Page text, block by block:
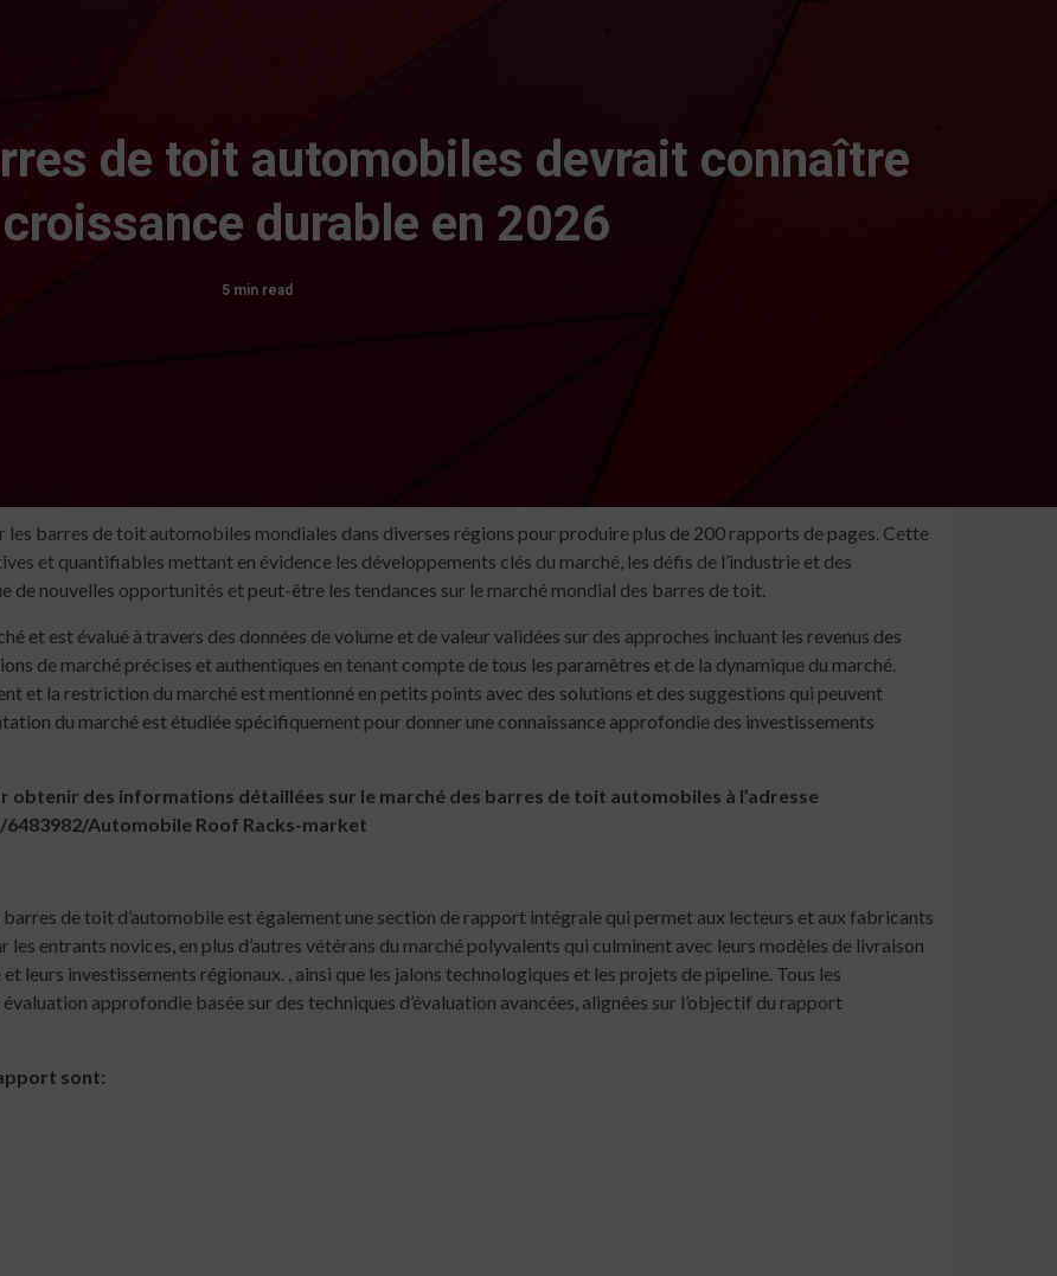
de toit automobiles devrait connaître
durable en 2026
5 min read
barres de toit automobiles mondiales dans diverses régions pour produire plus de 200 rapports de pages. Cette
et quantifiables mettant en évidence les développements clés du marché, les défis de l’industrie et des
de nouvelles opportunités et peut-être les tendances sur le marché mondial des barres de toit.
et est évalué à travers des données de volume et de valeur validées sur des approches incluant les revenus des
de marché précises et authentiques en tenant compte de tous les paramètres et de la dynamique du marché.
et la restriction du marché est mentionné en petits points avec des solutions et des suggestions qui peuvent
du marché est étudiée spécifiquement pour donner une connaissance approfondie des investissements
obtenir des informations détaillées sur le marché des barres de toit automobiles à l’adresse
Automobile Roof Racks-market
barres de toit d’automobile est également une section de rapport intégrale qui permet aux lecteurs et aux fabricants
entrants novices, en plus d’autres vétérans du marché polyvalents qui culminent avec leurs modèles de livraison
leurs investissements régionaux. , ainsi que les jalons technologiques et les projets de pipeline. Tous les
approfondie basée sur des techniques d’évaluation avancées, alignées sur l’objectif du rapport
sont: